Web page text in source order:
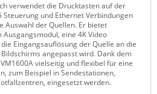
verwendet die Drucktasten auf der
Steuerung und Ethernet Verbindungen
Auswahl der Quellen. Er bietet
eine 4K Video
Eingangsauflösung der Quelle an die
angepasst wird. Dank dem
vielseitig und flexibel für eine
zum Beispiel in Sendestationen,
eingesetzt werden.